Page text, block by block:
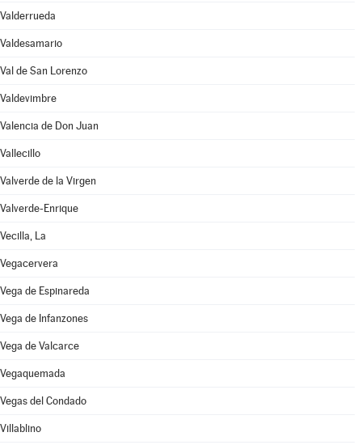
Valderrueda
Valdesamario
Val de San Lorenzo
Valdevimbre
Valencia de Don Juan
Vallecillo
Valverde de la Virgen
Valverde-Enrique
Vecilla, La
Vegacervera
Vega de Espinareda
Vega de Infanzones
Vega de Valcarce
Vegaquemada
Vegas del Condado
Villablino